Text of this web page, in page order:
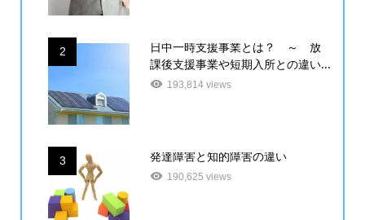
2
日中一時支援事業とは？ ～ 放
課後支援事業や短期入所との違い...
193,814 views
3 発達障害と知的障害の違い
190,625 views